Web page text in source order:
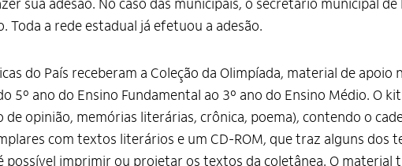
sua adesão. No caso das municipais, o secretário municipal
Toda a rede estadual já efetuou a adesão.
do País receberam a Coleção da Olimpíada, material de
5º ano do Ensino Fundamental ao 3º ano do Ensino Médio. O
opinião, memórias literárias, crônica, poema), contendo o
com textos literários e um CD-ROM, que traz alguns dos
possível imprimir ou projetar os textos da coletânea. O